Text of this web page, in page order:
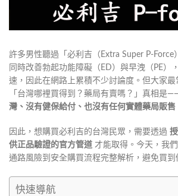
許多男性聽過「必利吉（Extra Super P-Force
同時改善勃起功能障礙（ED）與早洩（PE）
速，因此在網路上累積不少討論度。但大家最
「台灣哪裡買得到？藥局有賣嗎？」真相是
灣、沒有健保給付、也沒有任何實體藥局販售
因此，想購買必利吉的台灣民眾，需要透過
供正品驗證的官方管道 才能取得。今天，我
通路風險到安全購買流程完整解析，避免買到
快速導航